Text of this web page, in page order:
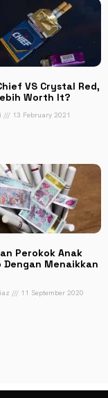
VS Crystal Red,
Worth It?
13 February 2021
Perokok Anak
Dengan Menaikkan
11 September 2020